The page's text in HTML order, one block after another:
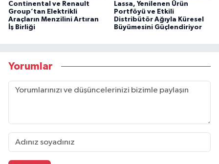
Continental ve Renault
Group’tan Elektrikli
Araçların Menzilini Artıran
İş Birliği
Lassa, Yenilenen Ürün
Portföyü ve Etkili
Distribütör Ağıyla Küresel
Büyümesini Güçlendiriyor
Yorumlar